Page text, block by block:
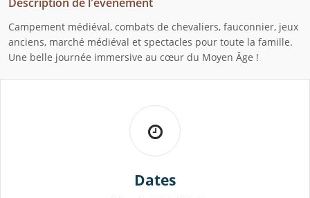
Campement médiéval, combats de chevaliers, fauconnier, jeux
anciens, marché médiéval et spectacles pour toute la famille.
Une belle journée immersive au cœur du Moyen Âge !
Dates